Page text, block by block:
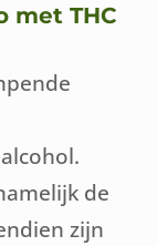
met THC
de
zijn